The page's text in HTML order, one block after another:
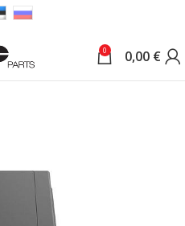
0 0,00 €